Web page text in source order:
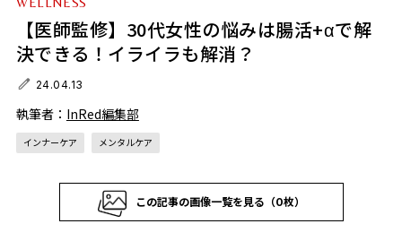
【医師監修】30代女性の悩みは腸活+αで解
決できる！イライラも解消？
24.04.13
執筆者： InRed編集部
インナーケア メンタルケア
この記事の画像一覧を見る（0枚）